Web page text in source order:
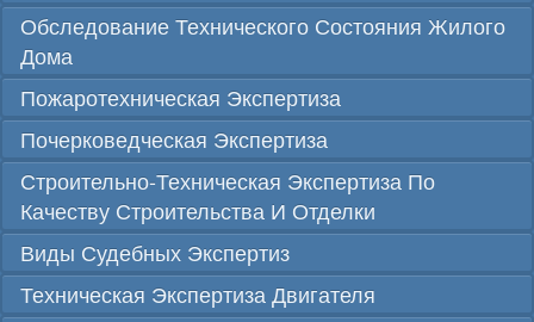
Обследование Технического Состояния Жилого
Дома
Пожаротехническая Экспертиза
Почерковедческая Экспертиза
Строительно-Техническая Экспертиза По
Качеству Строительства И Отделки
Виды Судебных Экспертиз
Техническая Экспертиза Двигателя